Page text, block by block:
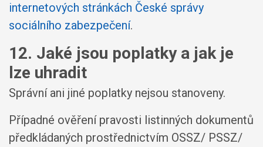
internetových stránkách České správy
sociálního zabezpečení.
12. Jaké jsou poplatky a jak je
lze uhradit
Správní ani jiné poplatky nejsou stanoveny.
Případné ověření pravosti listinných dokumentů
předkládaných prostřednictvím OSSZ/ PSSZ/